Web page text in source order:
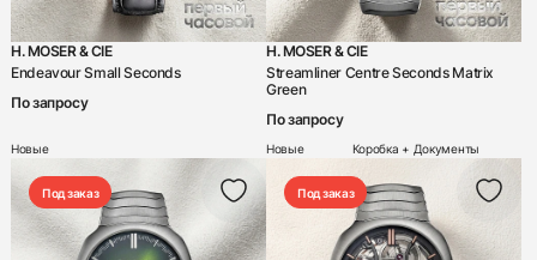
H. MOSER & CIE
Endeavour Small Seconds
По запросу
Новые
H. MOSER & CIE
Streamliner Centre Seconds Matrix
Green
По запросу
Новые Коробка + Документы
Под заказ Под заказ